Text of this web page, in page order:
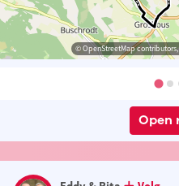
© OpenStreetMap
Open